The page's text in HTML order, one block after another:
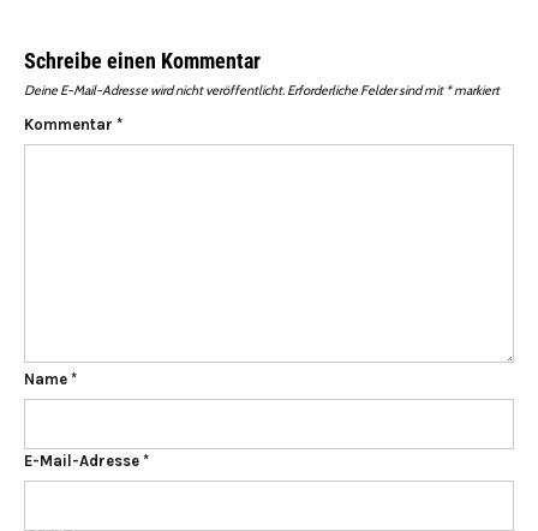
Schreibe einen Kommentar
Deine E-Mail-Adresse wird nicht veröffentlicht. Erforderliche Felder sind mit *markiert
Kommentar *
Name *
E-Mail-Adresse *